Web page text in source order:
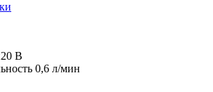
В
0,6 л/мин